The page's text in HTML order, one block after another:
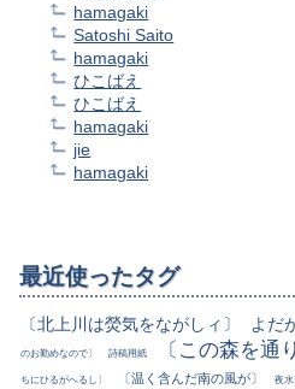
hamagaki
Satoshi Saito
hamagaki
ひこばえ
ひこばえ
hamagaki
jie
hamagaki
最近使ったタグ
〔北上川は熒気をながしィ〕 よだ
のお勤めなので〕 詩稿用紙 〔この森を通
ちにひるがへるし〕 〔温く含んだ南の風が〕 夜水